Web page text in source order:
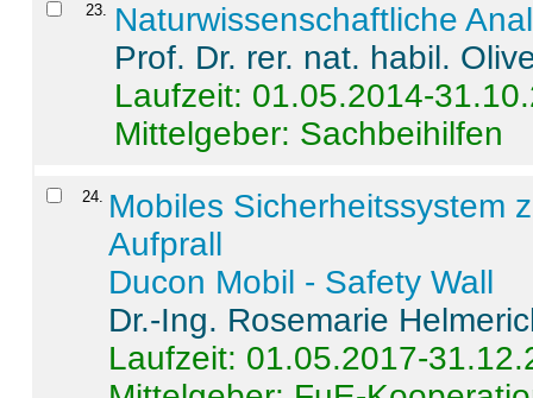
23. Naturwissenschaftliche
Prof. Dr. rer. nat. habil.
Laufzeit: 01.05.2014-
Mittelgeber: Sachbeihilfen
24. Mobiles Sicherheitssystem
Aufprall
Ducon Mobil - Safety Wall
Dr.-Ing. Rosemarie
Laufzeit: 01.05.2017-